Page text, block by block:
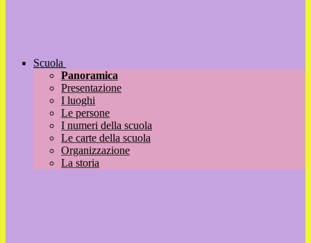
Scuola
Panoramica
Presentazione
I luoghi
Le persone
I numeri della scuola
Le carte della scuola
Organizzazione
La storia